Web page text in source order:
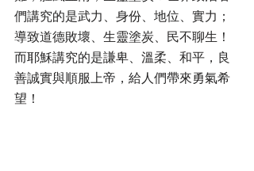
們講究的是武力、身份、地位、實力；
導致道德敗壞、生靈塗炭、民不聊生！
而耶穌講究的是謙卑、溫柔、和平，良
善誠實與順服上帝，給人們帶來勇氣希
望！